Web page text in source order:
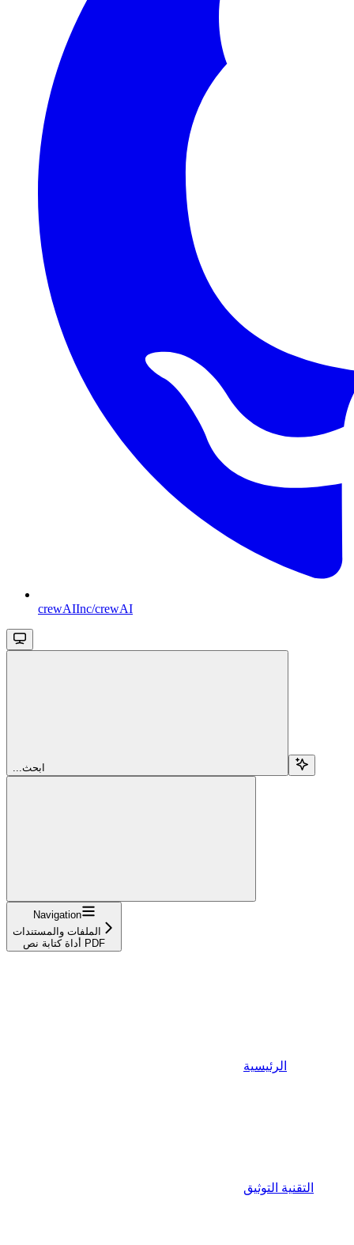
crewAIInc/crewAI
...ابحث
Navigation
الملفات والمستندات
أداة كتابة نص PDF
الرئيسية
التقنية التوثيق